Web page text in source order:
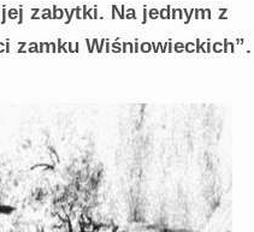
zabytki. Na jednym z
zamku Wiśniowieckich”.